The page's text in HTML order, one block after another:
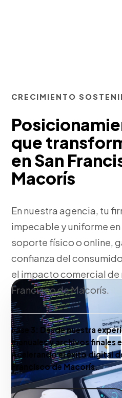
CRECIMIENTO
que
en San
Macorís
En nuestra agencia, tu
impecable y uniforme
soporte físico o online,
confianza del
el impacto comercial de
Francisco de Macorís.
Fase 3: Desde nuestra
manuales y archivos finales
Acelerando el éxito digital
Francisco de Macorís.